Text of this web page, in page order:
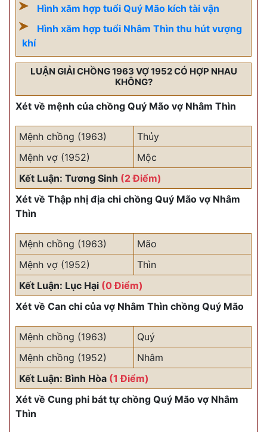
Hình xăm hợp tuổi Quý Mão kích tài vận
Hình xăm hợp tuổi Nhâm Thìn thu hút vượng
khí
LUẬN GIẢI CHỒNG 1963 VỢ 1952 CÓ HỢP NHAU
KHÔNG?
Xét về mệnh của chồng Quý Mão vợ Nhâm Thìn
Mệnh chồng (1963)
Thủy
Mệnh vợ (1952)
Mộc
Kết Luận: Tương Sinh (2 Điểm)
Xét về Thập nhị địa chi chồng Quý Mão vợ Nhâm
Thìn
Mệnh chồng (1963)
Mão
Mệnh vợ (1952)
Thìn
Kết Luận: Lục Hại (0 Điểm)
Xét về Can chi của vợ Nhâm Thìn chồng Quý Mão
Mệnh chồng (1963)
Quý
Mệnh chồng (1952)
Nhâm
Kết Luận: Bình Hòa (1 Điểm)
Xét về Cung phi bát tự chồng Quý Mão vợ Nhâm
Thìn